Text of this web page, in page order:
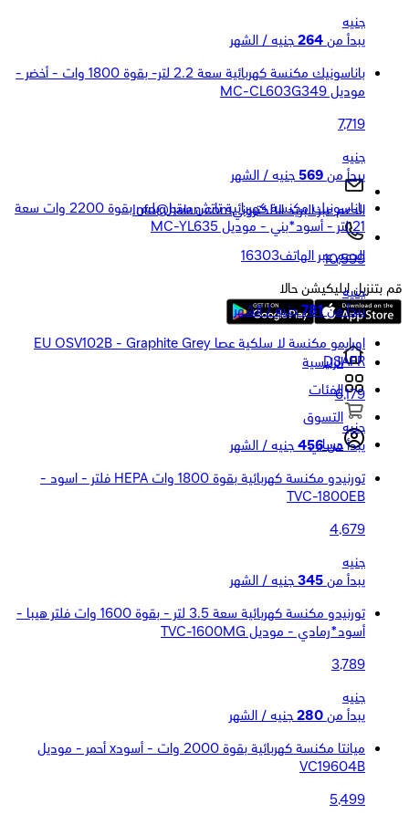
جنيه
يبدأ من 264 جنيه / الشهر
باناسونيك مكنسة كهربائية سعة 2.2 لتر- بقوة 1800 وات - أخضر -
موديل MC-CL603G349
7,719
جنيه
يبدأ من 569 جنيه / الشهر
باناسونيك مكنسة كهربائية تاتش ستيل بلس بقوة 2200 وات سعة
21 لتر - أسود*بني - موديل MC-YL635
10,599
جنيه
يبدأ من 781 جنيه / الشهر
اورايمو مكنسة لا سلكية عصا EU OSV102B - Graphite Grey
DSAFR
6,179
جنيه
يبدأ من 456 جنيه / الشهر
تورنيدو مكنسة كهربائية بقوة 1800 وات HEPA فلتر - اسود -
TVC-1800EB
4,679
جنيه
يبدأ من 345 جنيه / الشهر
تورنيدو مكنسة كهربائية سعة 3.5 لتر - بقوة 1600 وات فلتر هيبا -
أسود*رمادي - موديل TVC-1600MG
3,789
جنيه
يبدأ من 280 جنيه / الشهر
ميانتا مكنسة كهربائية بقوة 2000 وات - أسودx أحمر - موديل
VC19604B
5,499
الدعم عبر البريد الالكترونيInfo@halan.com
الدعم عبر الهاتف16303
قم بتنزيل ابليكيشن حالا
الرئيسية
الفئات
التسوق
حسابي